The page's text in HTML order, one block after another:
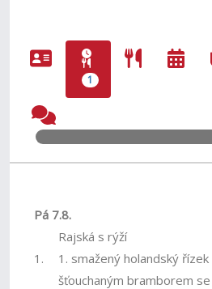
1
Pá 7.8.
Rajská s rýží
1.
1. smažený holandský řízek
šťouchaným bramborem se